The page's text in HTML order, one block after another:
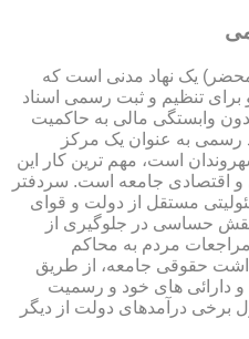
محضر) یک نهاد مدنی است که
برای تنظیم و ثبت رسمی اسناد
وابستگی مالی به حاکمیت
رسمی به عنوان یک مرکز
است، مهم ترین کار این
و اقتصادی جامعه است. سردفتر
مستقل از دولت و قوای
نقش حساسی در جلوگیری از
مردم به محاکم
حقوقی جامعه، از طریق
و دارائی های خود و رسمیت
برخی درآمدهای دولت از دیگر